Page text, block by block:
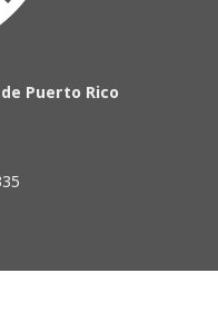
Puerto Rico